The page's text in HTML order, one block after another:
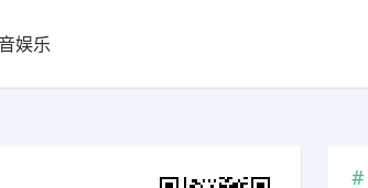
娱乐